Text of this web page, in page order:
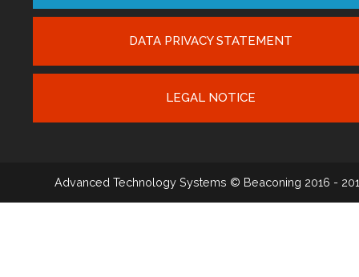
DATA PRIVACY STATEMENT
LEGAL NOTICE
Advanced Technology Systems © Beaconing 2016 -